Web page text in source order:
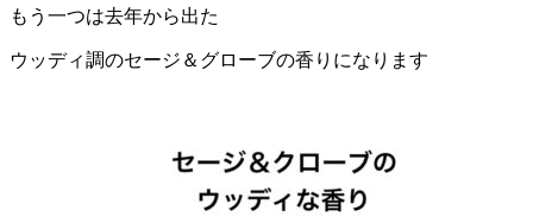
もう一つは去年から出た
ウッディ調のセージ＆グローブの香りになります